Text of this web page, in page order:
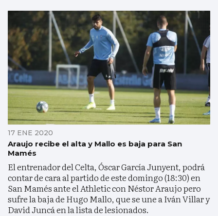
17 ENE 2020
Araujo recibe el alta y Mallo es baja para San
Mamés
El entrenador del Celta, Óscar García Junyent, podrá
contar de cara al partido de este domingo (18:30) en
San Mamés ante el Athletic con Néstor Araujo pero
sufre la baja de Hugo Mallo, que se une a Iván Villar y
David Juncá en la lista de lesionados.